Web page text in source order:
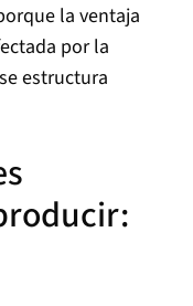
la ventaja
por la
estructura